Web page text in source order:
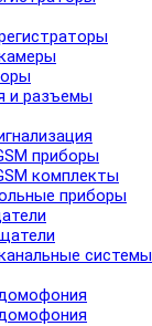
и разъемы
приборы
комплекты
приборы
системы